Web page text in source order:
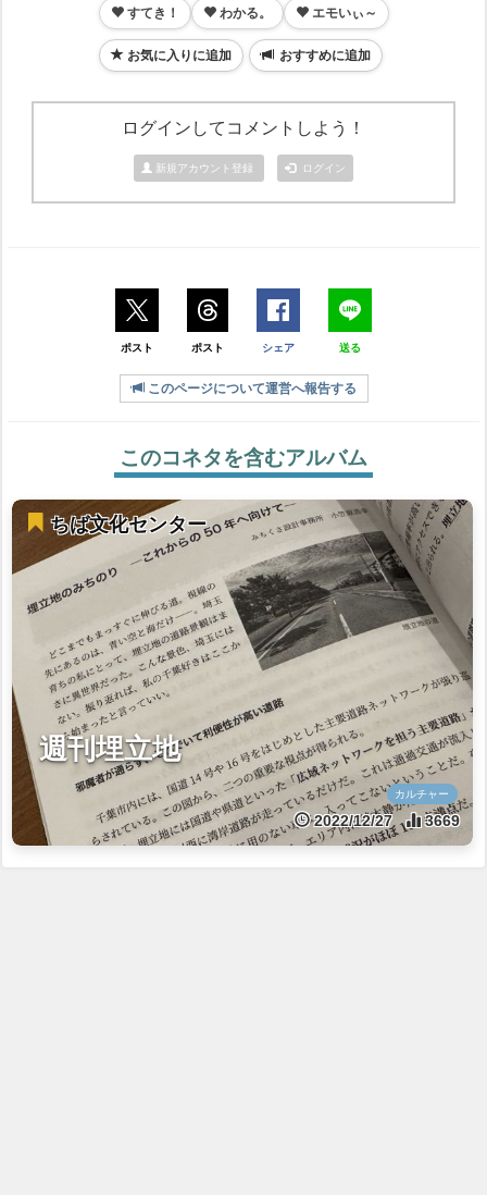
すてき！ わかる。 エモいぃ～
お気に入りに追加 おすすめに追加
ログインしてコメントしよう！
新規アカウント登録 ログイン
ポスト ポスト シェア 送る
このページについて運営へ報告する
このコネタを含むアルバム
ちば文化センター
週刊埋立地
カルチャー
2022/12/27 3669